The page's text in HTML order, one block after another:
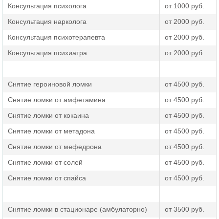
специалистов, но и возможностью проведения
дополнительных мероприятий. Например, при
длительном приеме наркотиков опиатной группы нужна
УБОД, а для усиленной очистки крови используются ВЛОК
наркотиков, звоните по телефону или оставляйте заявку:
мы оперативно свяжемся с вами для уточнения деталей.
И дома, и в клинике инфузионной терапии предшествует
опрос и осмотр наркозависимого, выяснение стажа
болезней, аллергий. После диагностики врач подбирает
лекарства для внутривенного введения, рассчитывает
Во время процедуры больной находится под контролем
даны рекомендации относительно дальнейшего лечения.
Консультация психолога
от 1000 руб.
Консультация нарколога
от 2000 руб.
Консультация психотерапевта
от 2000 руб.
Консультация психиатра
от 2000 руб.
Снятие героиновой ломки
от 4500 руб.
Снятие ломки от амфетамина
от 4500 руб.
Снятие ломки от кокаина
от 4500 руб.
Снятие ломки от метадона
от 4500 руб.
Снятие ломки от мефедрона
от 4500 руб.
Снятие ломки от солей
от 4500 руб.
Снятие ломки от спайса
от 4500 руб.
Снятие ломки в стационаре (амбулаторно) от 3500 руб.